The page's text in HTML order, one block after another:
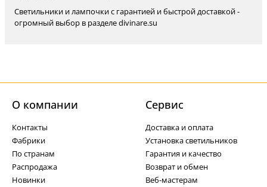
Светильники и лампочки с гарантией и быстрой доставкой -
огромный выбор в разделе divinare.su
О компании
Контакты
Фабрики
По странам
Распродажа
Новинки
Cервис
Доставка и оплата
Установка светильников
Гарантия и качество
Возврат и обмен
Веб-мастерам